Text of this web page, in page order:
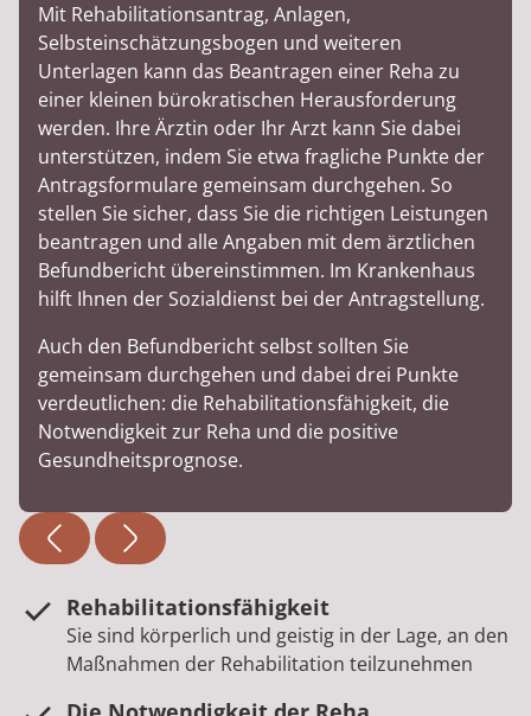
Mit Rehabilitationsantrag, Anlagen,
Selbsteinschätzungsbogen und weiteren
Unterlagen kann das Beantragen einer Reha zu
einer kleinen bürokratischen Herausforderung
werden. Ihre Ärztin oder Ihr Arzt kann Sie dabei
unterstützen, indem Sie etwa fragliche Punkte der
Antragsformulare gemeinsam durchgehen. So
stellen Sie sicher, dass Sie die richtigen Leistungen
beantragen und alle Angaben mit dem ärztlichen
Befundbericht übereinstimmen. Im Krankenhaus
hilft Ihnen der Sozialdienst bei der Antragstellung.
Auch den Befundbericht selbst sollten Sie
gemeinsam durchgehen und dabei drei Punkte
verdeutlichen: die Rehabilitationsfähigkeit, die
Notwendigkeit zur Reha und die positive
Gesundheitsprognose.
Rehabilitationsfähigkeit
Sie sind körperlich und geistig in der Lage, an den
Maßnahmen der Rehabilitation teilzunehmen